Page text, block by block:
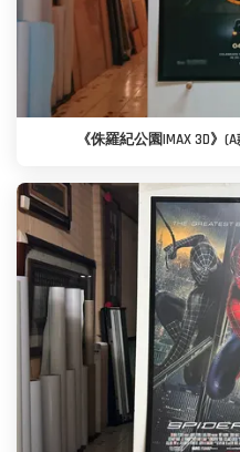
《侏羅紀公園IMAX 3D》